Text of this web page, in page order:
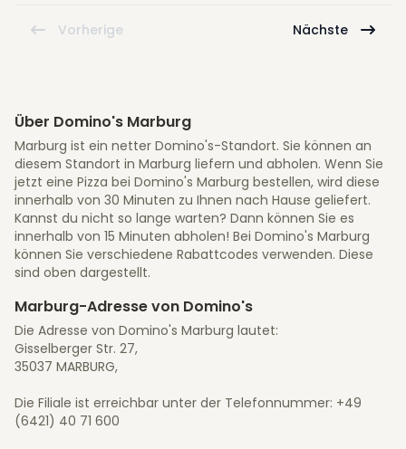
Vorherige Nächste
Über Domino's Marburg
Marburg ist ein netter Domino's-Standort. Sie können an
diesem Standort in Marburg liefern und abholen. Wenn Sie
jetzt eine Pizza bei Domino's Marburg bestellen, wird diese
innerhalb von 30 Minuten zu Ihnen nach Hause geliefert.
Kannst du nicht so lange warten? Dann können Sie es
innerhalb von 15 Minuten abholen! Bei Domino's Marburg
können Sie verschiedene Rabattcodes verwenden. Diese
sind oben dargestellt.
Marburg-Adresse von Domino's
Die Adresse von Domino's Marburg lautet:
Gisselberger Str. 27,
35037 MARBURG,
Die Filiale ist erreichbar unter der Telefonnummer: +49
(6421) 40 71 600